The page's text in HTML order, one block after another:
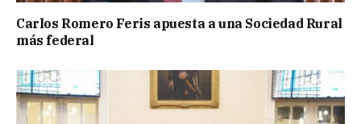
Carlos Romero Feris apuesta a una Sociedad Rural
más federal